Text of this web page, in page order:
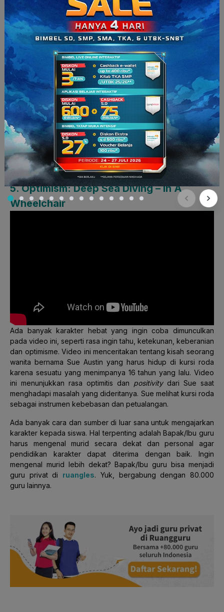
The Marshmallow Test merupakan sebuah percobaan yang
dilakukan kepada anak-anak yang masih duduk di sekolah
dasar, dengan cara memberikan satu marshmallow di
hadapan mereka.Nah
, anak-anak ini kemudian diberikan
pilihan untuk memakan marshmallow tersebut sekarang atau
menunggu dan akan diberikan satu marshmallow lagi.
Walaupun video ini tampak lucu dan sederhana, sebenarnya
eksperimen ini mempunyai tujuan untuk melatih anak-anak
tersebut mengenai pengendalian diri. Video ini cocok untuk
Bapak/Ibu guru yang mengajar murid sekolah dasar dan
masih kesulitan untuk mengajarkan anak-anak mengenai
kesabaran.
5. Optimism: Deep Sea Diving – In A
Wheelchair
Ada banyak karakter hebat yang ingin coba dimunculkan
pada video ini, seperti rasa ingin tahu, ketekunan, keberanian
dan optimisme. Video ini menceritakan tentang kisah seorang
wanita bernama Sue Austin yang harus hidup di kursi roda
karena sesuatu yang menimpanya 16 tahun yang lalu. Video
ini menunjukkan rasa optimitis dan positivitydari Sue saat
menghadapi masalah yang dideritanya. Sue melihat kursi roda
sebagai instrumen kebebasan dan petualangan.
Ada banyak cara dan sumber di luar sana untuk mengajarkan
karakter kepada siswa. Hal terpenting adalah Bapak/Ibu guru
harus mengenal murid secara dekat dan personal agar
pendidikan karakter dapat diterima dengan baik. Ingin
mengenal murid lebih dekat? Bapak/Ibu guru bisa menjadi
guru privat di ruangles. Yuk, bergabung dengan 80.000
guru lainnya.